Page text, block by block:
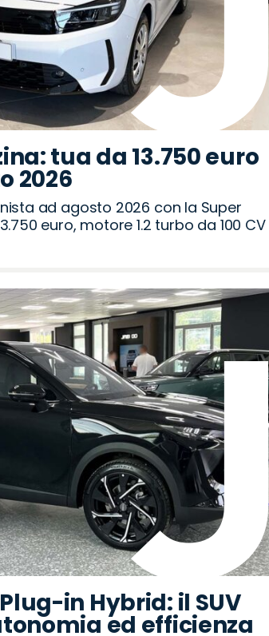
tua da 13.750 euro
2026
ad agosto 2026 con la Super
euro, motore 1.2 turbo da 100 CV
in Hybrid: il SUV
ed efficienza